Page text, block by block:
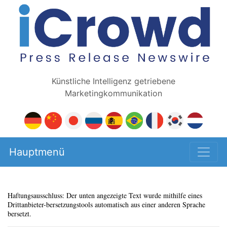
Künstliche Intelligenz getriebene
Marketingkommunikation
Hauptmenü
Haftungsausschluss: Der unten angezeigte Text wurde mithilfe eines
Drittanbieter-bersetzungstools automatisch aus einer anderen Sprache
bersetzt.